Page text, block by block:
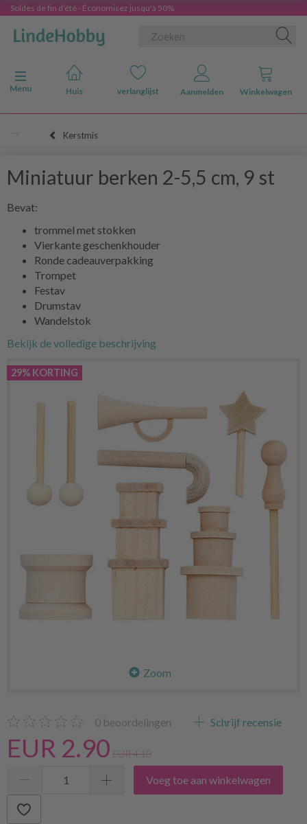
Soldes de fin d'été - Économisez jusqu'à 50%
Navigatie in-/uitschakelen
Menu
Huis verlanglijst Aanmelden Winkelwagen
Kerstmis
Miniatuur berken 2-5,5 cm, 9 st
Bevat:
trommel met stokken
Vierkante geschenkhouder
Ronde cadeauverpakking
Trompet
Festav
Drumstav
Wandelstok
Bekijk de volledige beschrijving
29% KORTING
Zoom
0 beoordelingen Schrijf recensie
EUR 2.90 EUR 4.10
Voeg toe aan winkelwagen